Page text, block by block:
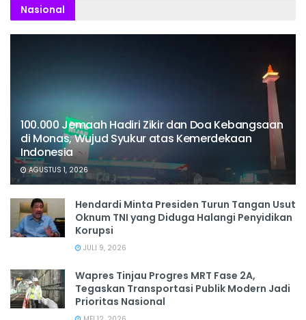
Nasional
100.000 Jemaah Hadiri Zikir dan Doa Kebangsaan
di Monas, Wujud Syukur atas Kemerdekaan
Indonesia
AGUSTUS 1, 2026
Hendardi Minta Presiden Turun Tangan Usut
Oknum TNI yang Diduga Halangi Penyidikan
Korupsi
JULI 9, 2026
Wapres Tinjau Progres MRT Fase 2A,
Tegaskan Transportasi Publik Modern Jadi
Prioritas Nasional